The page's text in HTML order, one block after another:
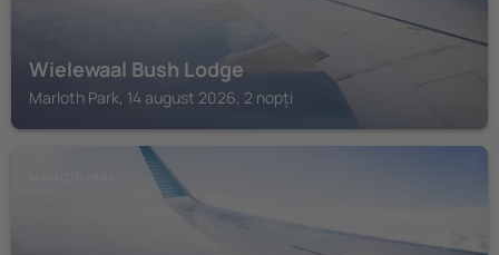
Wielewaal Bush Lodge
Marloth Park, 14 august 2026, 2 nopți